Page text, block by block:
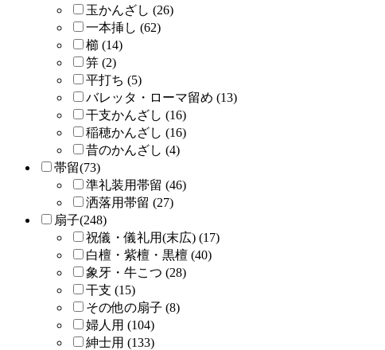
玉かんざし (26)
一本挿し (62)
櫛 (14)
笄 (2)
平打ち (5)
バレッタ・ローマ留め (13)
干支かんざし (16)
稲穂かんざし (16)
昔のかんざし (4)
帯留(73)
準礼装用帯留 (46)
洒落用帯留 (27)
扇子(248)
祝儀・儀礼用(末広) (17)
白檀・紫檀・黒檀 (40)
象牙・牛こつ (28)
干支 (15)
その他の扇子 (8)
婦人用 (104)
紳士用 (133)